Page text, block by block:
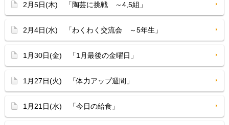
2月5日(木) 「陶芸に挑戦 ～4,5組」
2月4日(水) 「わくわく交流会 ～5年生」
1月30日(金) 「1月最後の金曜日」
1月27日(火) 「体力アップ週間」
1月21日(水) 「今日の給食」